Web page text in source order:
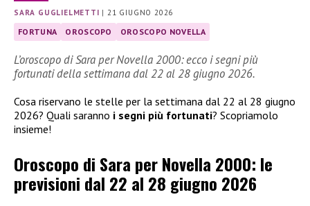
SARA GUGLIELMETTI |21 GIUGNO 2026
FORTUNA OROSCOPO OROSCOPO NOVELLA
L’oroscopo di Sara per Novella 2000: ecco i segni più
fortunati della settimana dal 22 al 28 giugno 2026.
Cosa riservano le stelle per la settimana dal 22 al 28 giugno
2026? Quali saranno i segni più fortunati? Scopriamolo
insieme!
Oroscopo di Sara per Novella 2000: le
previsioni dal 22 al 28 giugno 2026